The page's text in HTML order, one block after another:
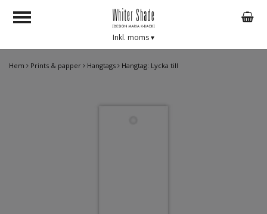
Hem Prints & papper Hangtags Hangtag: Lycka till
Inkl. moms▾